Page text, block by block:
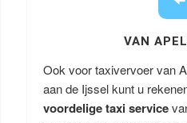
VAN
Ook voor taxivervoer van
aan de Ijssel kunt u
voordelige taxi service